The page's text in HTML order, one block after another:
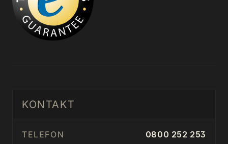
KONTAKT
TELEFON 0800 252 253